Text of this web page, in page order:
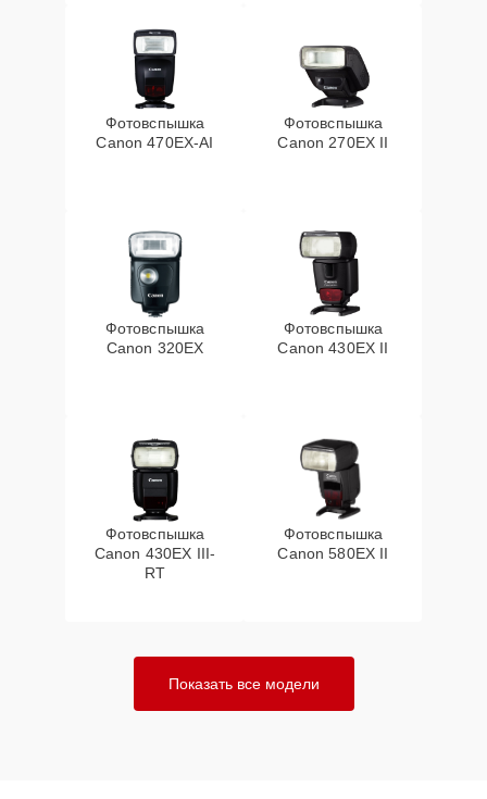
Фотовспышка
Canon 470EX-AI
Фотовспышка
Canon 270EX II
Фотовспышка
Canon 320EX
Фотовспышка
Canon 430EX II
Фотовспышка
Canon 430EX III-
RT
Фотовспышка
Canon 580EX II
Показать все модели